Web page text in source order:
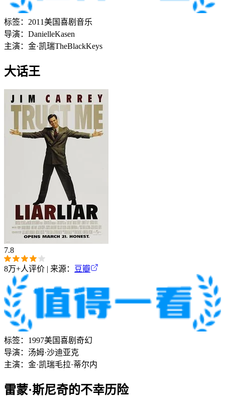
标签： 2011美国喜剧 音乐
导演： DanielleKasen
主演： 金·凯瑞TheBlackKeys
大话王
7.8
8万+人评价 | 来源： 豆瓣
标签： 1997美国喜剧 奇幻
导演： 汤姆·沙迪亚克
主演： 金·凯瑞毛拉·蒂尔内
雷蒙·斯尼奇的不幸历险